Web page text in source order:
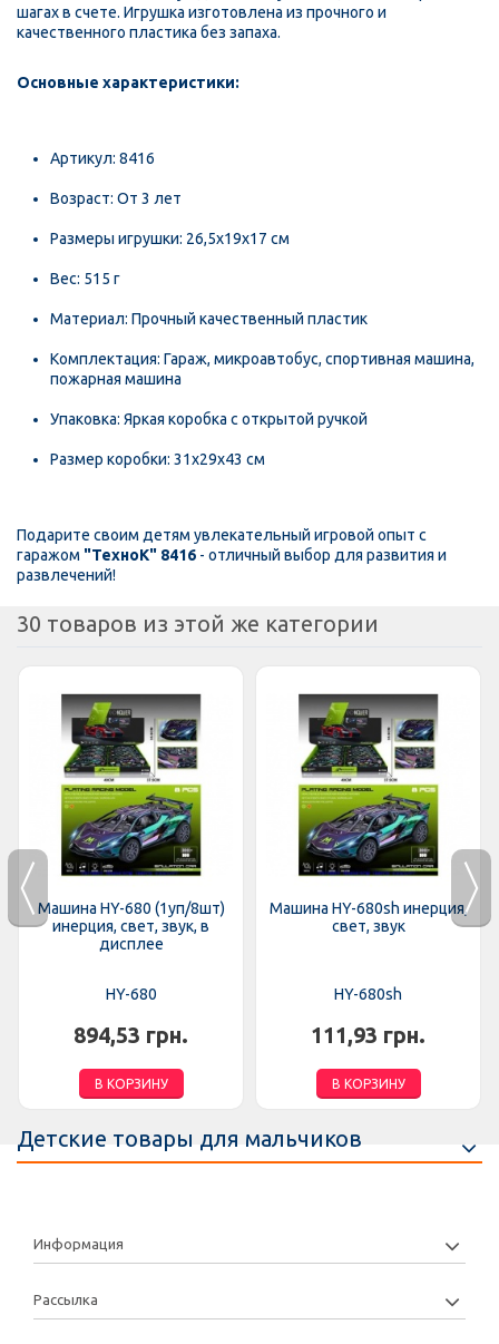
шагах в счете. Игрушка изготовлена из прочного и
качественного пластика без запаха.
Основные характеристики:
Артикул: 8416
Возраст: От 3 лет
Размеры игрушки: 26,5x19x17 см
Вес: 515 г
Материал: Прочный качественный пластик
Комплектация: Гараж, микроавтобус, спортивная машина,
пожарная машина
Упаковка: Яркая коробка с открытой ручкой
Размер коробки: 31x29x43 см
Подарите своим детям увлекательный игровой опыт с
гаражом "ТехноК" 8416 - отличный выбор для развития и
развлечений!
30 товаров из этой же категории
Машина HY-680 (1уп/8шт)
инерция, свет, звук, в
дисплее
HY-680
894,53 грн.
В КОРЗИНУ
Машина HY-680sh инерция,
свет, звук
HY-680sh
111,93 грн.
В КОРЗИНУ
Детские товары для мальчиков
Информация
Рассылка